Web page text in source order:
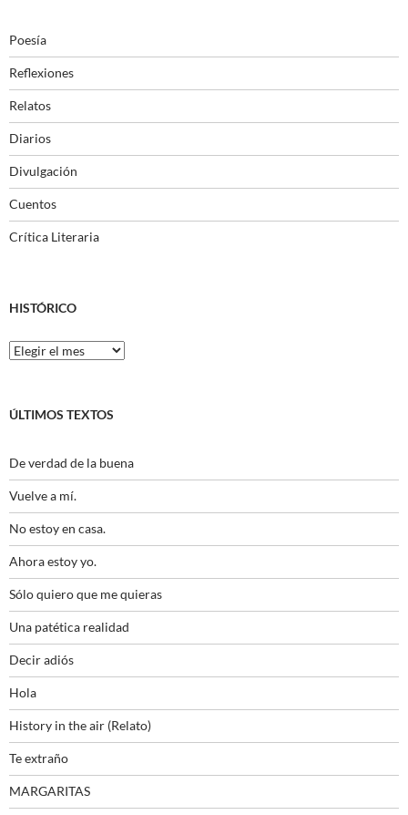
Poesía
Reflexiones
Relatos
Diarios
Divulgación
Cuentos
Crítica Literaria
HISTÓRICO
Histórico
ÚLTIMOS TEXTOS
De verdad de la buena
Vuelve a mí.
No estoy en casa.
Ahora estoy yo.
Sólo quiero que me quieras
Una patética realidad
Decir adiós
Hola
History in the air (Relato)
Te extraño
MARGARITAS